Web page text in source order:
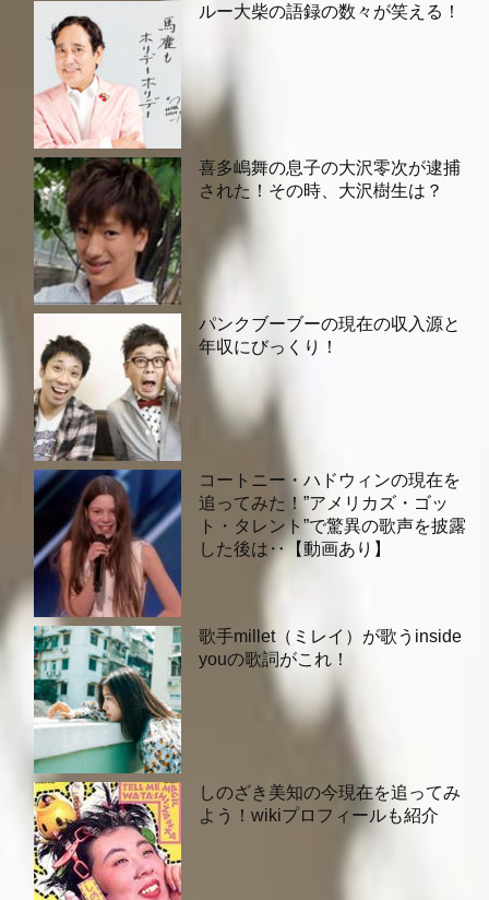
ルー大柴の語録の数々が笑える！
喜多嶋舞の息子の大沢零次が逮捕
された！その時、大沢樹生は？
パンクブーブーの現在の収入源と
年収にびっくり！
コートニー・ハドウィンの現在を
追ってみた！”アメリカズ・ゴッ
ト・タレント”で驚異の歌声を披露
した後は‥【動画あり】
歌手millet（ミレイ）が歌うinside
youの歌詞がこれ！
しのざき美知の今現在を追ってみ
よう！wikiプロフィールも紹介